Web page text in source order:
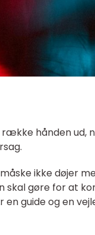
hånden ud,
ikke døjer
skal gøre for at
guide og en